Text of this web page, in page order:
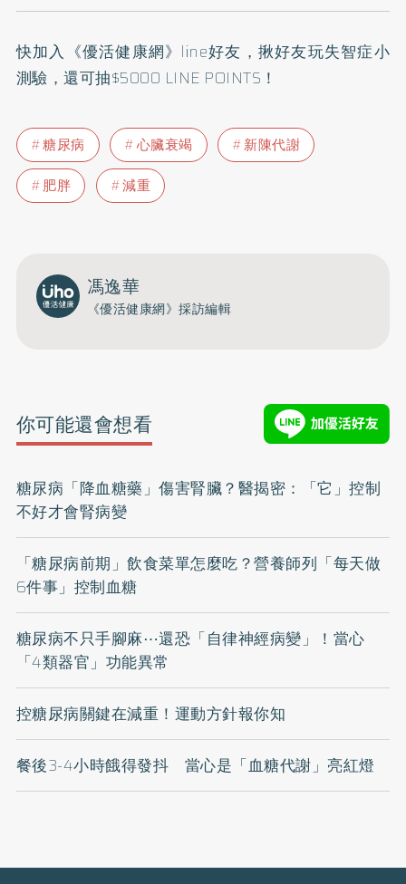
快加入 《優活健康網》line好友 ，揪好友玩失智症小
測驗，還可抽$5000 LINE POINTS！
糖尿病 心臟衰竭
新陳代謝
肥胖
減重
馮逸華
《優活健康網》採訪編輯
你可能還會想看
糖尿病「降血糖藥」傷害腎臟？醫揭密：「它」控制
不好才會腎病變
「糖尿病前期」飲食菜單怎麼吃？營養師列「每天做
6件事」控制血糖
糖尿病不只手腳麻⋯還恐「自律神經病變」！當心
「4類器官」功能異常
控糖尿病關鍵在減重！運動方針報你知
餐後3-4小時餓得發抖 當心是「血糖代謝」亮紅燈